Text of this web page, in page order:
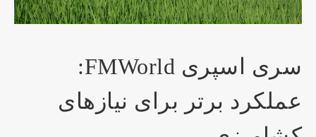
سری اسپری FMWorld:
عملکرد برتر برای نیازهای